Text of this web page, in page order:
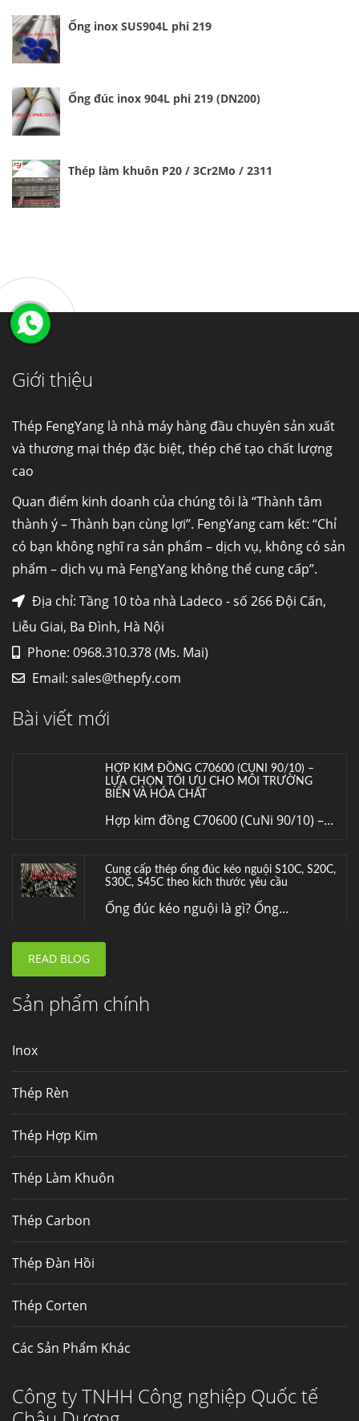
Ống inox SUS904L phi 219
Ống đúc inox 904L phi 219 (DN200)
Thép làm khuôn P20 / 3Cr2Mo / 2311
Giới thiệu
Thép FengYang là nhà máy hàng đầu chuyên sản xuất
và thương mại thép đặc biệt, thép chế tạo chất lượng
cao
Quan điểm kinh doanh của chúng tôi là “Thành tâm
thành ý – Thành bạn cùng lợi”. FengYang cam kết: “Chỉ
có bạn không nghĩ ra sản phẩm – dịch vụ, không có sản
phẩm – dịch vụ mà FengYang không thể cung cấp”.
Địa chỉ: Tầng 10 tòa nhà Ladeco - số 266 Đội Cấn,
Liễu Giai, Ba Đình, Hà Nội
Phone: 0968.310.378 (Ms. Mai)
Email: sales@thepfy.com
Bài viết mới
Ống đúc kéo nguội là gì? Ống...
Fengyang là một trong những nhà
máy...
Hợp kim N06625 là gì? Giá hợp kim 625 mới
nhiệt,...
Mua inox ở đâu chất lượng giá tốt? Gọi ngay
Inox (thép không gỉ) là một trong...
HỢP KIM ĐỒNG C70600 (CUNI 90/10) –
LỰA CHỌN TỐI ƯU CHO MÔI TRƯỜNG
BIỂN VÀ HÓA CHẤT
Hợp kim đồng C70600 (CuNi 90/10) –...
Cung cấp thép ống đúc kéo nguội S10C, S20C,
S30C, S45C theo kích thước yêu cầu
Ống đúc kéo nguội là gì? Ống...
Fengyang là một trong những nhà
Thép Fengyang
READ BLOG
Sản phẩm chính
Inox
Thép Rèn
Thép Hợp Kim
Thép Làm Khuôn
Thép Carbon
Thép Đàn Hồi
Thép Corten
Các Sản Phẩm Khác
Công ty TNHH Công nghiệp Quốc tế